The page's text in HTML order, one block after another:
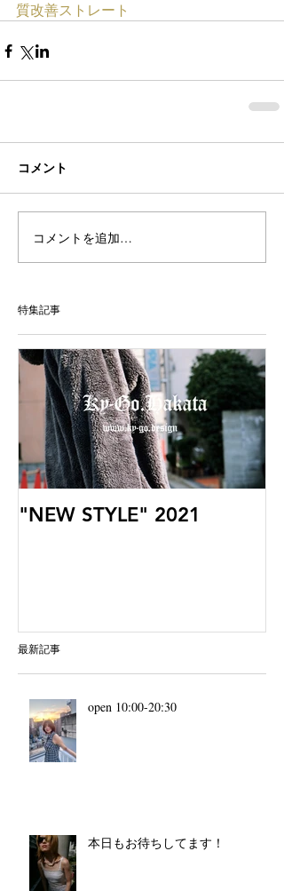
質改善ストレート
コメント
コメントを追加…
特集記事
"NEW STYLE" 2021
最新記事
open 10:00-20:30
本日もお待ちしてます！